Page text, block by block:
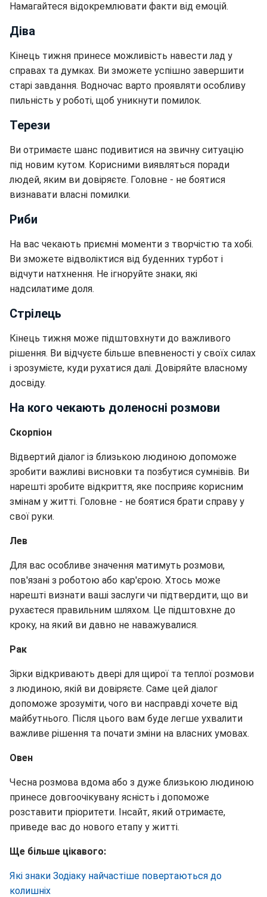
Намагайтеся відокремлювати факти від емоцій.
Діва
Кінець тижня принесе можливість навести лад у
справах та думках. Ви зможете успішно завершити
старі завдання. Водночас варто проявляти особливу
пильність у роботі, щоб уникнути помилок.
Терези
Ви отримаєте шанс подивитися на звичну ситуацію
під новим кутом. Корисними виявляться поради
людей, яким ви довіряєте. Головне - не боятися
визнавати власні помилки.
Риби
На вас чекають приємні моменти з творчістю та хобі.
Ви зможете відволіктися від буденних турбот і
відчути натхнення. Не ігноруйте знаки, які
надсилатиме доля.
Стрілець
Кінець тижня може підштовхнути до важливого
рішення. Ви відчуєте більше впевненості у своїх силах
і зрозумієте, куди рухатися далі. Довіряйте власному
досвіду.
На кого чекають доленосні розмови
Скорпіон
Відвертий діалог із близькою людиною допоможе
зробити важливі висновки та позбутися сумнівів. Ви
нарешті зробите відкриття, яке посприяє корисним
змінам у житті. Головне - не боятися брати справу у
свої руки.
Лев
Для вас особливе значення матимуть розмови,
пов'язані з роботою або кар'єрою. Хтось може
нарешті визнати ваші заслуги чи підтвердити, що ви
рухаєтеся правильним шляхом. Це підштовхне до
кроку, на який ви давно не наважувалися.
Рак
Зірки відкривають двері для щирої та теплої розмови
з людиною, якій ви довіряєте. Саме цей діалог
допоможе зрозуміти, чого ви насправді хочете від
майбутнього. Після цього вам буде легше ухвалити
важливе рішення та почати зміни на власних умовах.
Овен
Чесна розмова вдома або з дуже близькою людиною
принесе довгоочікувану ясність і допоможе
розставити пріоритети. Інсайт, який отримаєте,
приведе вас до нового етапу у житті.
Ще більше цікавого:
Які знаки Зодіаку найчастіше повертаються до
колишніх